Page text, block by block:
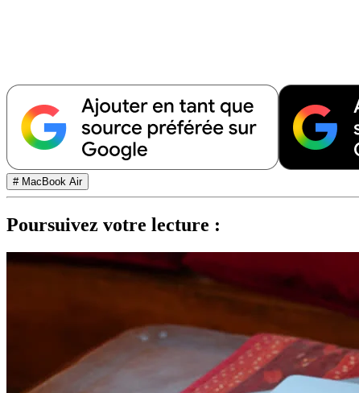
# MacBook Air
Poursuivez votre lecture :